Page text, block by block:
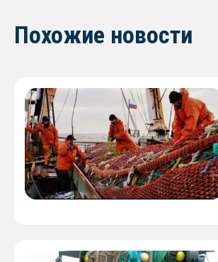
Похожие новости